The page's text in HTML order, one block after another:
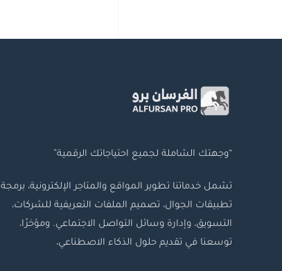
“وجهتك الشاملة لجميع احتياجاتك الرقمية”
تشمل خدماتنا تطوير المواقع والمتاجر الإلكترونية، برمجة
تطبيقات الجوال، تصميم الملفات التعريفية للشركات،
التسويق، وإدارة وسائل التواصل الاجتماعي. ومؤخرًا،
توسعنا في تقديم حلول الذكاء الاصطناعي،